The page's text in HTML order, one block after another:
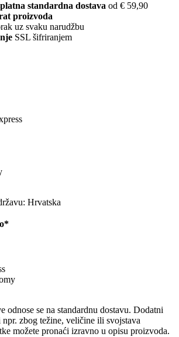
standardna dostava od € 59,90
proizvoda
uz svaku narudžbu
SSL šifriranjem
Hrvatska
odnose se na standardnu ​​dostavu. Dodatni
zbog težine, veličine ili svojstava
možete pronaći izravno u opisu proizvoda.